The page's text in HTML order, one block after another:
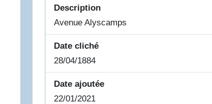
Description
Avenue Alyscamps
Date cliché
28/04/1884
Date ajoutée
22/01/2021